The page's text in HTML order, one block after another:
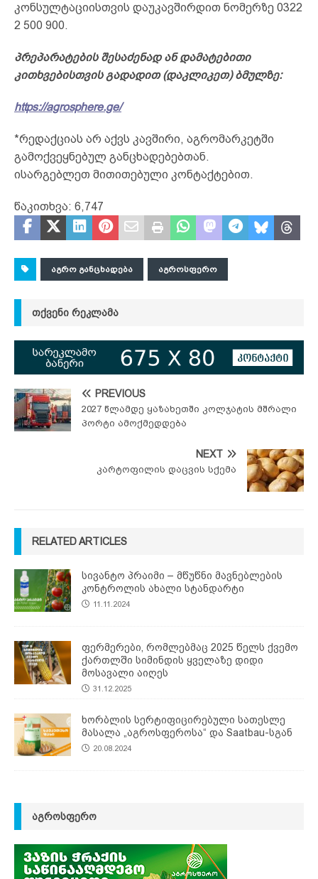
კონსულტაციისთვის დაუკავშირდით ნომერზე 0322
2 500 900.
პრეპარატების შესაძენად ან დამატებითი
კითხვებისთვის გადადით (დაკლიკეთ) ბმულზე:
https://agrosphere.ge/
*რედაქციას არ აქვს კავშირი, აგრომარკეტში
გამოქვეყნებულ განცხადებებთან.
ისარგებლეთ მითითებული კონტაქტებით.
წაკითხვა: 6,747
ᲐᲒᲠᲝ ᲒᲐᲜᲪᲮᲐᲓᲔᲑᲐ ᲐᲒᲠᲝᲡᲤᲔᲠᲝ
ᲗᲥᲕᲔᲜᲘ ᲠᲔᲙᲚᲐᲛᲐ
PREVIOUS
2027 წლამდე ყაზახეთში კოლჯატის მშრალი
პორტი ამოქმედდება
NEXT
კარტოფილის დაცვის სქემა
RELATED ARTICLES
სივანტო პრაიმი – მწუწნი მავნებლების
კონტროლის ახალი სტანდარტი
11.11.2024
ფერმერები, რომლებმაც 2025 წელს ქვემო
ქართლში სიმინდის ყველაზე დიდი
მოსავალი აიღეს
31.12.2025
ხორბლის სერტიფიცირებული სათესლე
მასალა „აგროსფეროსა“ და Saatbau-სგან
20.08.2024
ᲐᲒᲠᲝᲡᲤᲔᲠᲝ